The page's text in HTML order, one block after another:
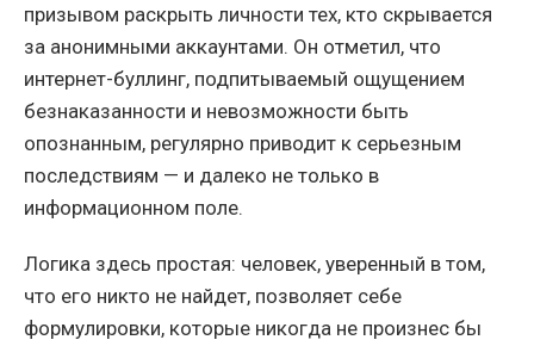
призывом раскрыть личности тех, кто скрывается
за анонимными аккаунтами. Он отметил, что
интернет-буллинг, подпитываемый ощущением
безнаказанности и невозможности быть
опознанным, регулярно приводит к серьезным
последствиям — и далеко не только в
информационном поле.
Логика здесь простая: человек, уверенный в том,
что его никто не найдет, позволяет себе
формулировки, которые никогда не произнес бы